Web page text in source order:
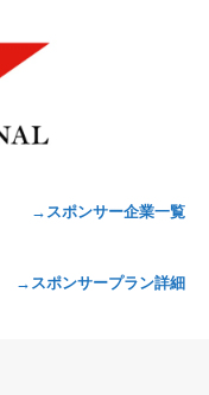
→スポンサー企業一覧
→スポンサープラン詳細